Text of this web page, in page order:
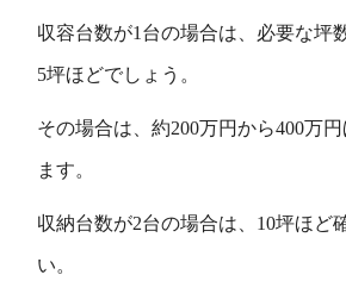
収容台数が1台の場合は、必要な坪
5坪ほどでしょう。
その場合は、約200万円から400万
ます。
収納台数が2台の場合は、10坪ほど
い。